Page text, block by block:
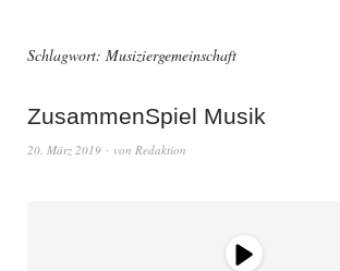
Schlagwort: Musiziergemeinschaft
ZusammenSpiel Musik
20. März 2019 von Redaktion